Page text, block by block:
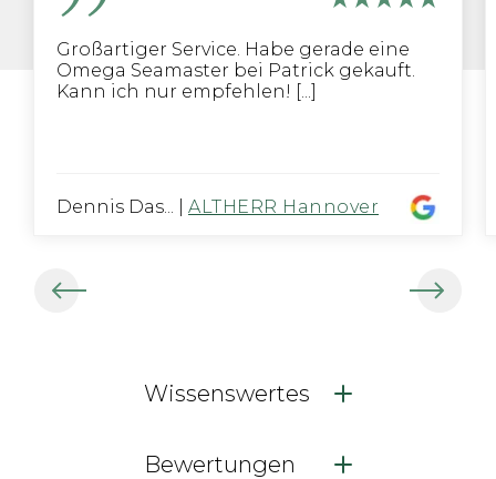
Großartiger Service. Habe gerade eine
Omega Seamaster bei Patrick gekauft.
Kann ich nur empfehlen! [...]
Dennis Das... ALTHERR Hannover
Wissenswertes
Bewertungen